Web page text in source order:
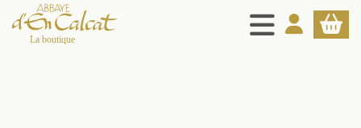
MENU
MON PANIER